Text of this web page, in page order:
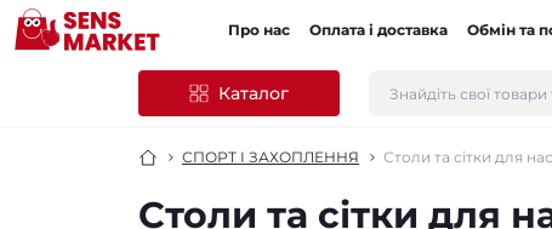
Про нас Оплата і доставка Обмін та
Каталог
СПОРТ І ЗАХОПЛЕННЯ Столи та сітки для
Столи та сітки для